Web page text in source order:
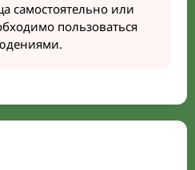
самостоятельно или
пользоваться